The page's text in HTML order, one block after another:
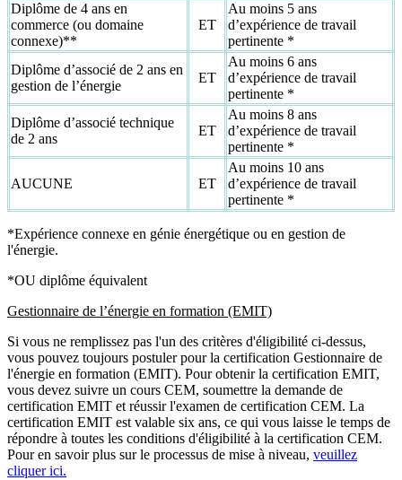
Diplôme de 4 ans en
commerce (ou domaine
connexe)**
ET
Au moins 5 ans
d’expérience de travail
pertinente *
Diplôme d’associé de 2 ans en
gestion de l’énergie
ET
Au moins 6 ans
d’expérience de travail
pertinente *
Diplôme d’associé technique
de 2 ans
ET
Au moins 8 ans
d’expérience de travail
pertinente *
AUCUNE ET
Au moins 10 ans
d’expérience de travail
pertinente *
*Expérience connexe en génie énergétique ou en gestion de
l'énergie.
*OU diplôme équivalent
Gestionnaire de l’énergie en formation (EMIT)
Si vous ne remplissez pas l'un des critères d'éligibilité ci-dessus,
vous pouvez toujours postuler pour la certification Gestionnaire de
l'énergie en formation (EMIT). Pour obtenir la certification EMIT,
vous devez suivre un cours CEM, soumettre la demande de
certification EMIT et réussir l'examen de certification CEM. La
certification EMIT est valable six ans, ce qui vous laisse le temps de
répondre à toutes les conditions d'éligibilité à la certification CEM.
Pour en savoir plus sur le processus de mise à niveau, veuillez
cliquer ici.